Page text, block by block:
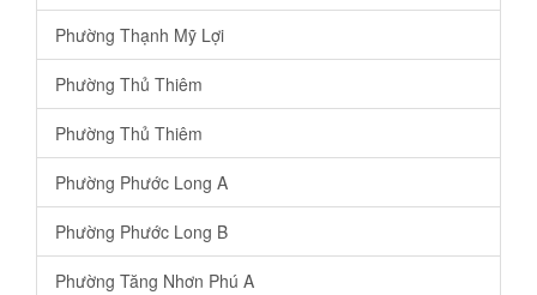
Phường Thạnh Mỹ Lợi
Phường Thủ Thiêm
Phường Thủ Thiêm
Phường Phước Long A
Phường Phước Long B
Phường Tăng Nhơn Phú A